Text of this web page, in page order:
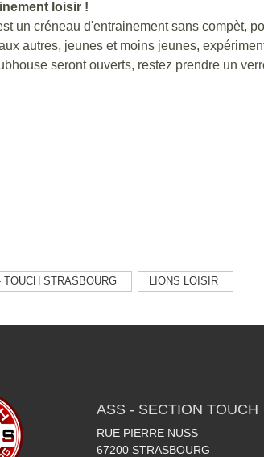
loisir !
un créneau d'entrainement sans compèt,
autres, jeunes et moins jeunes,
seront ouverts, restez prendre un
TOUCH STRASBOURG LIONS LOISIR
ASS - SECTION TOUCH
RUE PIERRE NUSS
67200 STRASBOURG